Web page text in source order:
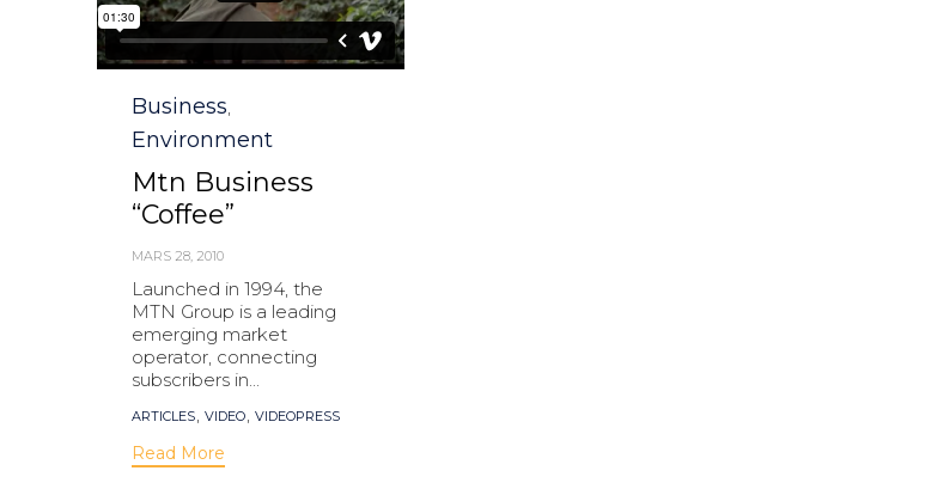
Category
Business,
Environment
Mtn Business
“Coffee”
MARS 28, 2010
Launched in 1994, the
MTN Group is a leading
emerging market
operator, connecting
subscribers in...
Tags
ARTICLES, VIDEO, VIDEOPRESS
Read More